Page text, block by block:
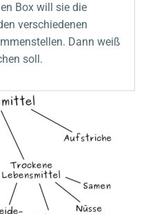
Box will sie die
verschiedenen
Dann weiß
soll.